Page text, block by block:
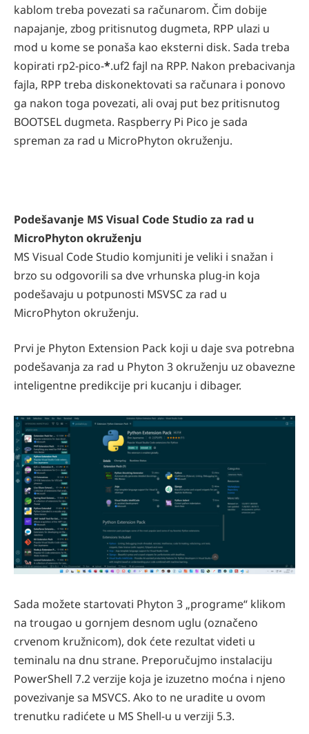
kablom treba povezati sa računarom. Čim dobije
napajanje, zbog pritisnutog dugmeta, RPP ulazi u
mod u kome se ponaša kao eksterni disk. Sada treba
kopirati rp2-pico-*.uf2 fajl na RPP. Nakon prebacivanja
fajla, RPP treba diskonektovati sa računara i ponovo
ga nakon toga povezati, ali ovaj put bez pritisnutog
BOOTSEL dugmeta. Raspberry Pi Pico je sada
spreman za rad u MicroPhyton okruženju.
Podešavanje MS Visual Code Studio za rad u
MicroPhyton okruženju
MS Visual Code Studio komjuniti je veliki i snažan i
brzo su odgovorili sa dve vrhunska plug-in koja
podešavaju u potpunosti MSVSC za rad u
MicroPhyton okruženju.
Prvi je Phyton Extension Pack koji u daje sva potrebna
podešavanja za rad u Phyton 3 okruženju uz obavezne
inteligentne predikcije pri kucanju i dibager.
Sada možete startovati Phyton 3 „programe“ klikom
na trougao u gornjem desnom uglu (označeno
crvenom kružnicom), dok ćete rezultat videti u
teminalu na dnu strane. Preporučujmo instalaciju
PowerShell 7.2 verzije koja je izuzetno moćna i njeno
povezivanje sa MSVCS. Ako to ne uradite u ovom
trenutku radićete u MS Shell-u u verziji 5.3.